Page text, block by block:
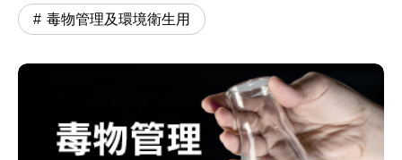
毒物管理及環境衛生用